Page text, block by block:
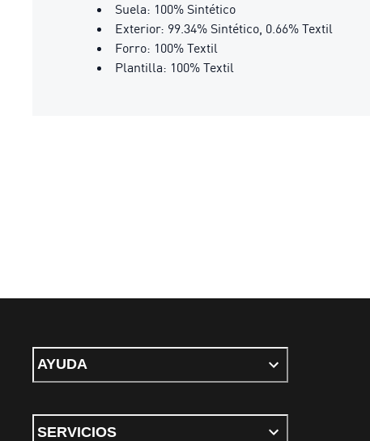
Suela: 100% Sintético
Exterior: 99.34% Sintético, 0.66% Textil
Forro: 100% Textil
Plantilla: 100% Textil
AYUDA
SERVICIOS